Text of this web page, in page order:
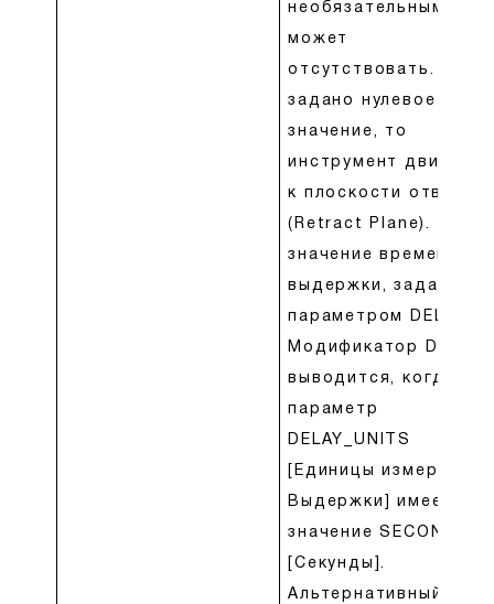
необязательным и
может
отсутствовать. Если
задано нулевое
значение, то
инструмент
к плоскости отвода
(Retract Plane).
значение времени
выдержки, заданное
параметром DELAY.
Модификатор DWELL
выводится, когда
параметр
DELAY_UNITS
[Единицы измерения
Выдержки] имеет
значение SECONDS
[Секунды].
Альтернативный